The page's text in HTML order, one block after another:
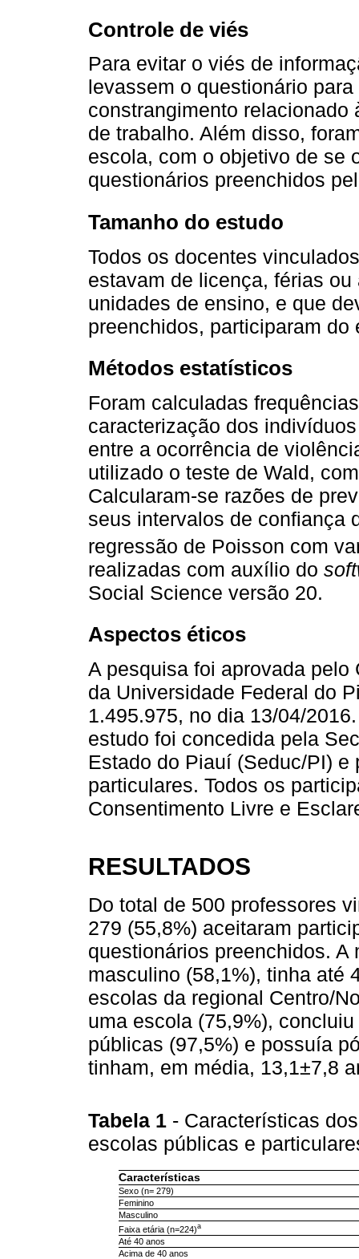
Controle de viés
Para evitar o viés de
levassem o questionário
constrangimento
de trabalho. Além disso,
escola, com o objetivo de se
questionários preenchidos
Tamanho do estudo
Todos os docentes
estavam de licença, férias
unidades de ensino, e que
preenchidos, participaram do
Métodos estatísticos
Foram calculadas
caracterização dos
entre a ocorrência de
utilizado o teste de Wald,
Calcularam-se razões de
seus intervalos de confiança
regressão de Poisson com
realizadas com auxílio do
Social Science versão 20.
Aspectos éticos
A pesquisa foi aprovada
da Universidade Federal do
1.495.975, no dia 13/04/
estudo foi concedida pela
Estado do Piauí (Seduc/PI)
particulares. Todos os
Consentimento Livre e
RESULTADOS
Do total de 500 professores
279 (55,8%) aceitaram
questionários preenchidos.
masculino (58,1%), tinha até
escolas da regional Centro/
uma escola (75,9%),
públicas (97,5%) e possuía
tinham, em média, 13,1±7,8
Tabela 1 - Características
escolas públicas e
Características
Sexo (n= 279)
Feminino
Masculino
Faixa etária (n=224)a
Até 40 anos
Acima de 40 anos